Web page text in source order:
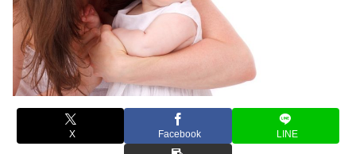
X Facebook LINE